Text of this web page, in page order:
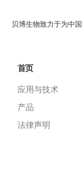
贝博生物致力于为中
首页
应用与技术
产品
法律声明